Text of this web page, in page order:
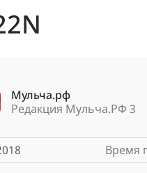
Мульча.рф
Редакция Мульча.РФ 3
Время